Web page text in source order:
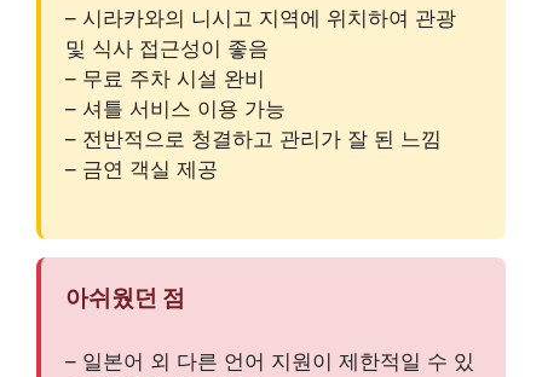
– 시라카와의 니시고 지역에 위치하여 관광
및 식사 접근성이 좋음
– 무료 주차 시설 완비
– 셔틀 서비스 이용 가능
– 전반적으로 청결하고 관리가 잘 된 느낌
– 금연 객실 제공
아쉬웠던 점
– 일본어 외 다른 언어 지원이 제한적일 수 있